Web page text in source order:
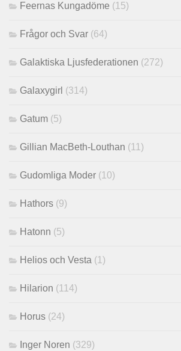
Feernas Kungadöme (15)
Frågor och Svar (64)
Galaktiska Ljusfederationen (272)
Galaxygirl (314)
Gatum (5)
Gillian MacBeth-Louthan (11)
Gudomliga Moder (10)
Hathors (9)
Hatonn (5)
Helios och Vesta (1)
Hilarion (114)
Horus (24)
Inger Noren (329)